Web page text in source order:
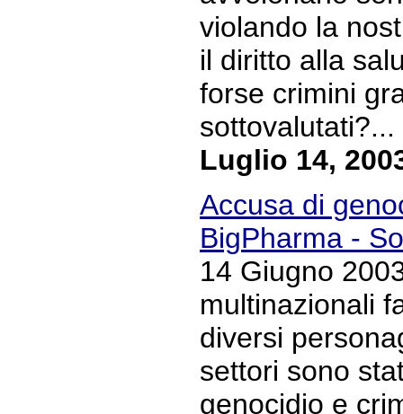
violando la
il diritto alla
forse crimini
sottovalutati?...
Luglio 14,
Accusa di
BigPharma -
14 Giugno
multinazionali
diversi
settori sono
genocidio e